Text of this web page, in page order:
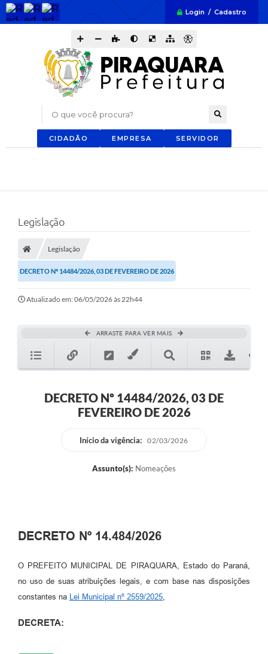
Login / Cadastro
O que você procura?
CIDADÃO EMPRESA SERVIDOR
Legislação
Legislação
DECRETO Nº 14484/2026, 03 DE FEVEREIRO DE 2026
Atualizado em: 06/05/2026 às 22h44
ARRASTE PARA VER MAIS
DECRETO Nº 14484/2026, 03 DE
FEVEREIRO DE 2026
Início da vigência: 02/03/2026
Assunto(s): Nomeações
DECRETO Nº 14.484/2026
O PREFEITO MUNICIPAL DE PIRAQUARA, Estado do Paraná,
no uso de suas atribuições legais, e com base nas disposições
constantes na Lei Municipal nº 2559/2025
DECRETA: